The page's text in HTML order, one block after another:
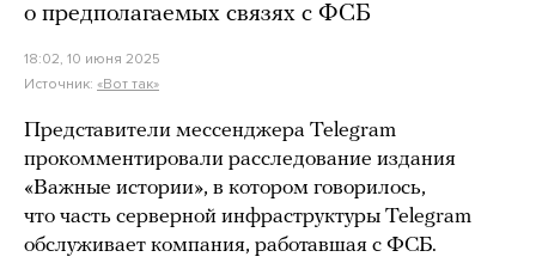
о предполагаемых связях с ФСБ
18:02, 10 июня 2025
Источник: «Вот так»
Представители мессенджера Telegram
прокомментировали расследование издания
«Важные истории», в котором говорилось,
что часть серверной инфраструктуры Telegram
обслуживает компания, работавшая с ФСБ.